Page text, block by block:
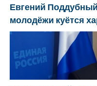
Евгений
молодёжи куётся